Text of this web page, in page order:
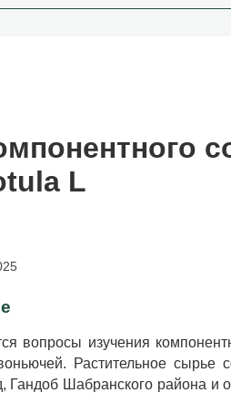
L
вопросы изучения
Растительное сырье
Шабранского района и